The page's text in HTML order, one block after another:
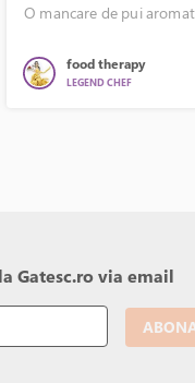
O mancare de pui
food therapy
LEGEND CHEF
Gatesc.ro via email